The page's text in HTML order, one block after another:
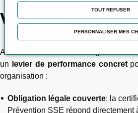
votre
Au-delà de la conformité
un
levier de performance concret
organisation :
Obligation légale couverte: la
Prévention SSE répond directement
TOUT REFUSER
PERSONNALISER MES